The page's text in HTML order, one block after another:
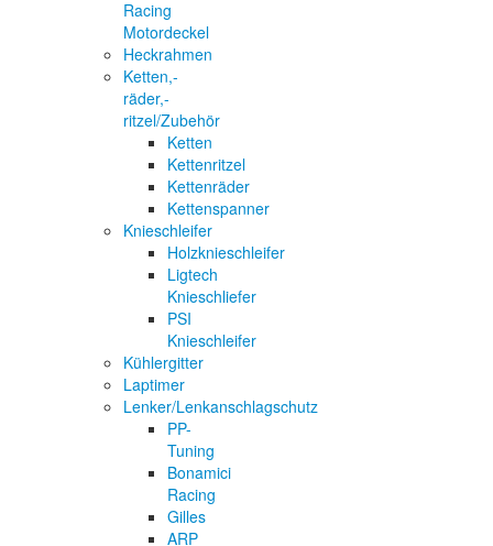
Racing
Motordeckel
Heckrahmen
Ketten,-
räder,-
ritzel/Zubehör
Ketten
Kettenritzel
Kettenräder
Kettenspanner
Knieschleifer
Holzknieschleifer
Ligtech
Knieschliefer
PSI
Knieschleifer
Kühlergitter
Laptimer
Lenker/Lenkanschlagschutz
PP-
Tuning
Bonamici
Racing
Gilles
ARP